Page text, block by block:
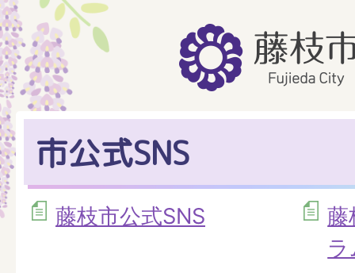
市公式SNS
藤枝市公式SNS
藤